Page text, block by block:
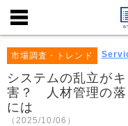
市場調査・トレンド
システムの乱立が
害？ 人材管理の落
には
（2025/10/06）